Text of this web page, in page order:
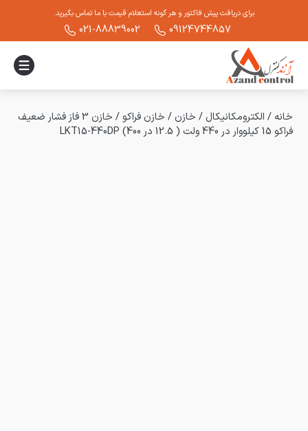
برای دریافت پیش فاکتور و هر گونه استعلام قیمت با ما تماس بگیرید.
09124744857
021-88839002
خانه / الکترومکانیکال / خازن / خازن فراکو /
خازن 3 فاز فشار ضعیف
فراکو 15 کیلووار در 440 ولت ( 12.5 در 400) LKT15-440DP